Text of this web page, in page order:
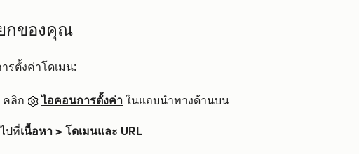
กของคุณ
รตั้งค่าโดเมน:
คลิก ไอคอนการตั้งค่า ในแถบนำทางด้านบน
ปที่เนื้อหา > โดเมนและ URL